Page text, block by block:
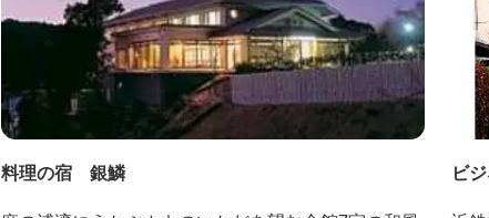
料理の宿 銀鱗
ビ